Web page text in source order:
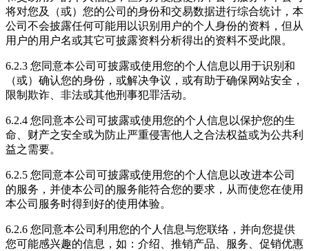
将对您及（或）您的公司的身份和交易数据进行综合统计，本
公司不会披露任何可能用以识别用户的个人身份的资料，但从
用户的用户名或其它可披露资料分析得出的资料不受此限。
6.2.3 您同意本公司可披露或使用您的个人信息以用于识别和
（或）确认您的身份，或解决争议，或有助于确保网站安全，
限制欺诈、非法或其他刑事犯罪活动。
6.2.4 您同意本公司可披露或使用您的个人信息以保护您的生
命、财产之安全或为防止严重侵害他人之合法权益或为公共利
益之需要。
6.2.5 您同意本公司可披露或使用您的个人信息以改进本公司
的服务，并使本公司的服务能符合您的要求，从而使您在使用
本公司服务时得到好的使用体验。
6.2.6 您同意本公司利用您的个人信息与您联络，并向您提供
您可能感兴趣的信息，如：介绍、推销产品、服务、促销优惠